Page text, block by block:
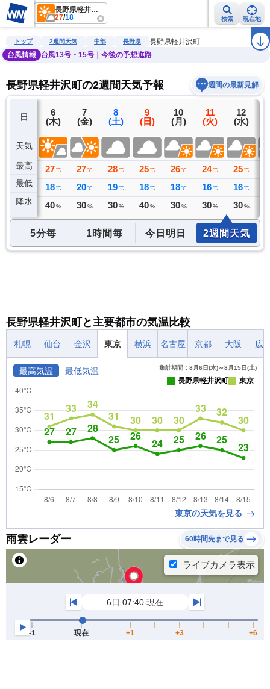
長野県軽井沢町
27/18 検索 現在地
雨雲レーダー 台風情報 地震情報 警報・注意報 ラ
トップ 2週間天気 中部 長野県
長野県軽井沢町
台風情報
台風13号・15号｜今後の予想進路
長野県軽井沢町の2週間天気予報 週間の最新見解
日
天気
最高
最低
降水
5
(水)
26 ℃
14 ℃
0 ミリ
6
(木)
27 ℃
18 ℃
40 %
7
(金)
27 ℃
20 ℃
30 %
8
(土)
28 ℃
19 ℃
30 %
9
(日)
25 ℃
18 ℃
40 %
10
(月)
26 ℃
18 ℃
30 %
11
(火)
24 ℃
16 ℃
30 %
12
(水)
25 ℃
16 ℃
30 %
5分毎 1時間毎 今日明日 2週間天気
長野県軽井沢町と主要都市の気温比較
札幌 仙台 金沢 東京 横浜 名古屋 京都 大阪 広
最高気温 最低気温 集計期間：8月6日(木)～8月15日(土)
長野県軽井沢町 東京
東京の天気を見る
雨雲レーダー 60時間先まで見る